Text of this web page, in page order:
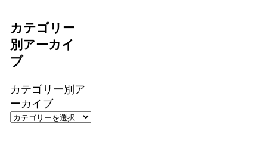
カテゴリー
別アーカイ
ブ
カテゴリー別ア
ーカイブ